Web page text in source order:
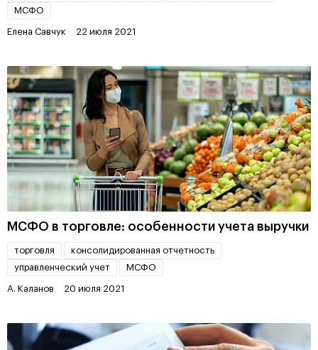
МСФО
Елена Савчук 22 июля 2021
МСФО в торговле: особенности учета выручки
торговля
консолидированная отчетность
управленческий учет
МСФО
А. Каланов 20 июля 2021